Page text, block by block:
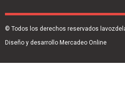
© Todos los derechos reservados
Diseño y desarrollo Mercadeo Online